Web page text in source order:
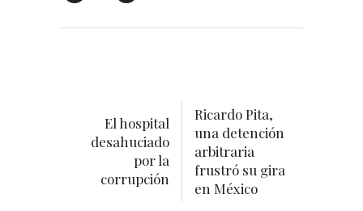
El hospital
desahuciado
por la
corrupción
Ricardo Pita,
una detención
arbitraria
frustró su gira
en México